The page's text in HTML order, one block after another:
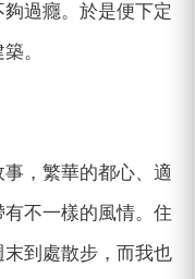
過癮。於是便下定
。
，繁華的都心、適
不一樣的風情。住
到處散步，而我也